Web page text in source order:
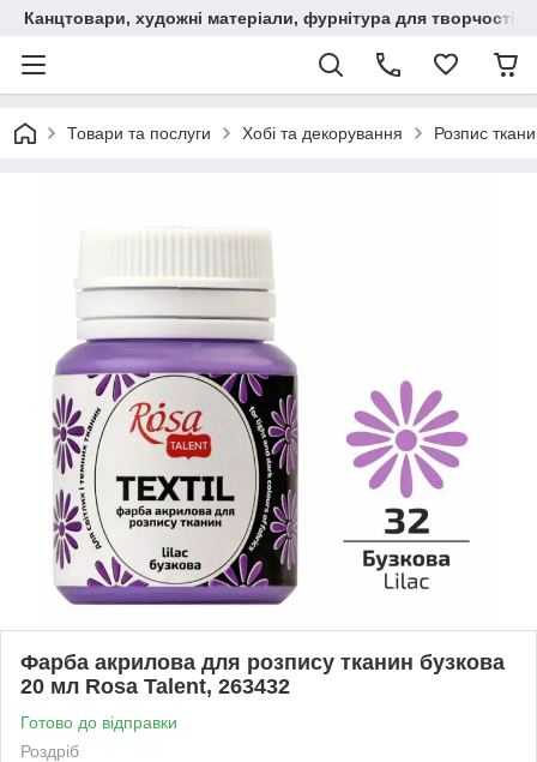
Канцтовари, художні матеріали, фурнітура для творчості
Товари та послуги Хобі та декорування Розпис
Фарба акрилова для розпису тканин бузкова
20 мл Rosa Talent, 263432
Готово до відправки
Роздріб